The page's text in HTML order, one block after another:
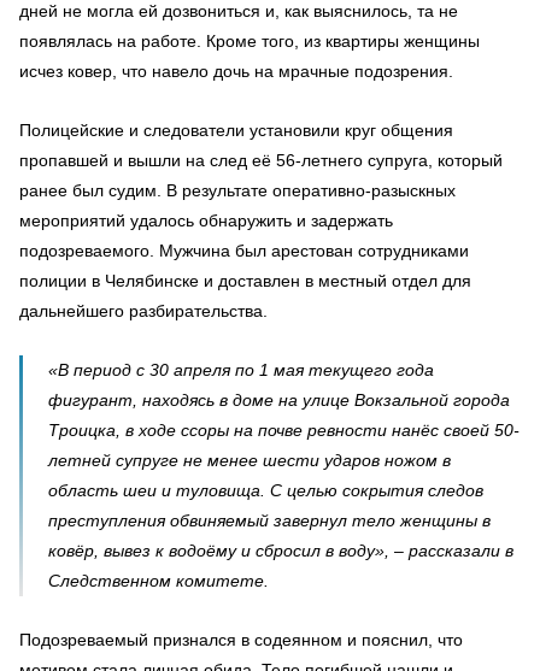
дней не могла ей дозвониться и, как выяснилось, та не
появлялась на работе. Кроме того, из квартиры женщины
исчез ковер, что навело дочь на мрачные подозрения.
Полицейские и следователи установили круг общения
пропавшей и вышли на след её 56-летнего супруга, который
ранее был судим. В результате оперативно-разыскных
мероприятий удалось обнаружить и задержать
подозреваемого. Мужчина был арестован сотрудниками
полиции в Челябинске и доставлен в местный отдел для
дальнейшего разбирательства.
«В период с 30 апреля по 1 мая текущего года
фигурант, находясь в доме на улице Вокзальной города
Троицка, в ходе ссоры на почве ревности нанёс своей 50-
летней супруге не менее шести ударов ножом в
область шеи и туловища. С целью сокрытия следов
преступления обвиняемый завернул тело женщины в
ковёр, вывез к водоёму и сбросил в воду», – рассказали в
Следственном комитете.
Подозреваемый признался в содеянном и пояснил, что